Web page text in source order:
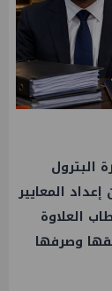
البترول
المعايير
العلاوة
وصرفها